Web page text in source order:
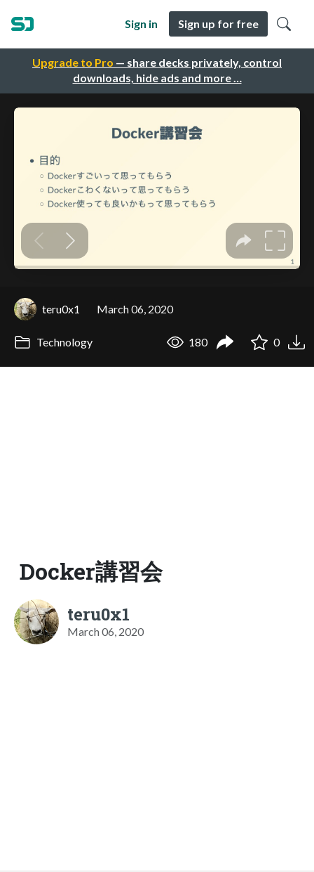
Upgrade to Pro — share decks privately, control
downloads, hide ads and more …
Sign in Sign up for free
teru0x1 March 06, 2020
Technology 180 0
Docker講習会
teru0x1
March 06, 2020